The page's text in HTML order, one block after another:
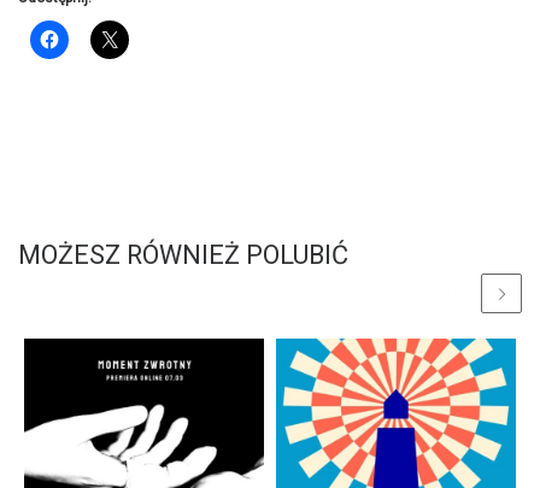
MOŻESZ RÓWNIEŻ POLUBIĆ